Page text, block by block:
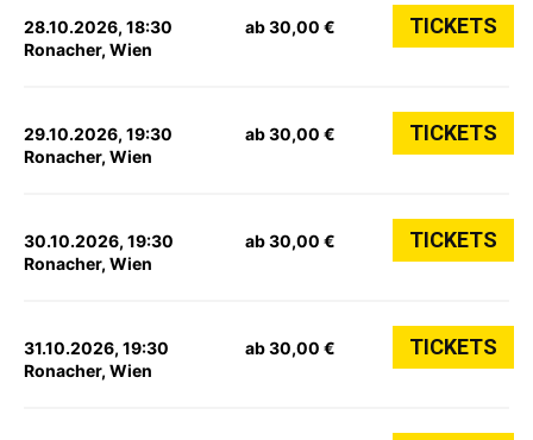
28.10.2026, 18:30
Ronacher, Wien
ab 30,00 € TICKETS
29.10.2026, 19:30
Ronacher, Wien
ab 30,00 € TICKETS
30.10.2026, 19:30
Ronacher, Wien
ab 30,00 € TICKETS
31.10.2026, 19:30
Ronacher, Wien
ab 30,00 € TICKETS